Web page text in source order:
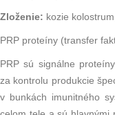
Zloženie: kozie
PRP proteíny (transfer
PRP sú signálne proteíny
za kontrolu produkcie
v bunkách imunitného